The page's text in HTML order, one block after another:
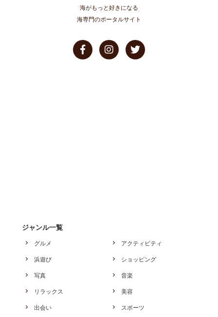
海がもっと好きになる
海専門のポータルサイト
ジャンル一覧
グルメ アクティビティ
浜遊び ショッピング
写真 音楽
リラックス 美容
出会い スポーツ